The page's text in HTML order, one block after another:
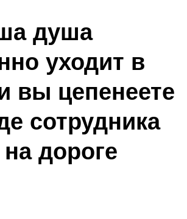
душа
уходит в
вы цепенеете
сотрудника
дороге